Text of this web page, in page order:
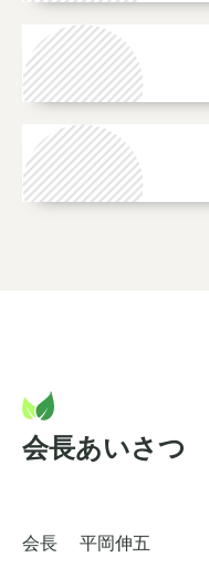
会長あいさつ
会長 平岡伸五